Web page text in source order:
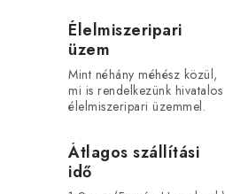
Élelmiszeripari
üzem
Mint néhány méhész közül,
mi is rendelkezünk hivatalos
élelmiszeripari üzemmel.
Átlagos szállítási
idő